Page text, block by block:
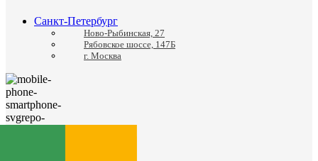
Санкт-Петербург
Ново-Рыбинская, 27
Рябовское шоссе, 147Б
г. Москва